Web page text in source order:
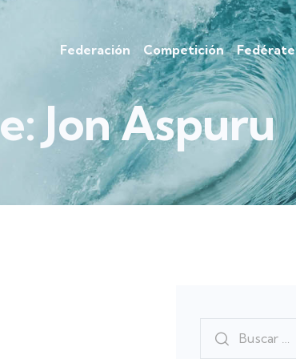
Federación Competición Fedérate
Jon Aspuru